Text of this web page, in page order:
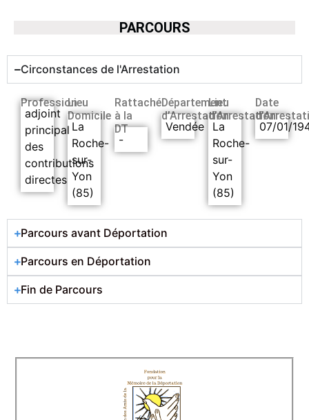
PARCOURS
Circonstances de l'Arrestation
Profession
adjoint
principal
des
contributions
directes
Lieu
Domicile
La
Roche-
sur-
Yon
(85)
Rattaché
à la
DT
-
Département
d’Arrestation
Vendée
Lieu
d’Arrestation
La
Roche-
sur-
Yon
(85)
Date
07/01/
Parcours avant Déportation
Parcours en Déportation
Fin de Parcours